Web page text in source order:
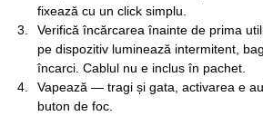
fixează cu un click simplu.
Verifică încărcarea înainte de prima
pe dispozitiv luminează intermitent,
încarci. Cablul nu e inclus în pachet.
Vapează — tragi și gata, activarea e
buton de foc.